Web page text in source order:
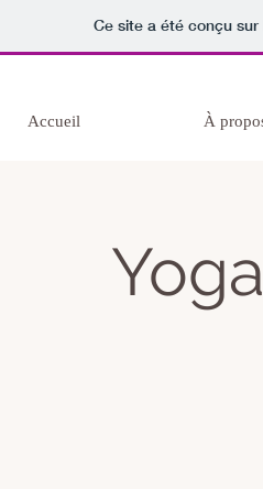
Ce site a été conçu
Accueil À